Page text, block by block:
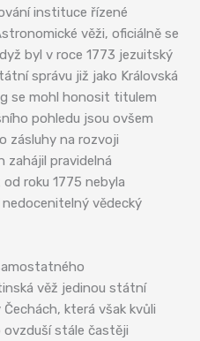
instituce řízené
věži, oficiálně se
byl v roce 1773 jezuitský
správu již jako Královská
se mohl honosit titulem
pohledu jsou ovšem
zásluhy na rozvoji
zahájil pravidelná
roku 1775 nebyla
vědecký
věž jedinou státní
která však kvůli
ovzduší stále častěji